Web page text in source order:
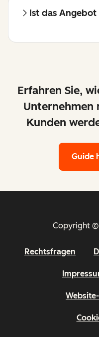
Ist das
Erfahren Sie,
Unternehmen
Kunden
Guide
Copyright ©
Rechtsfragen